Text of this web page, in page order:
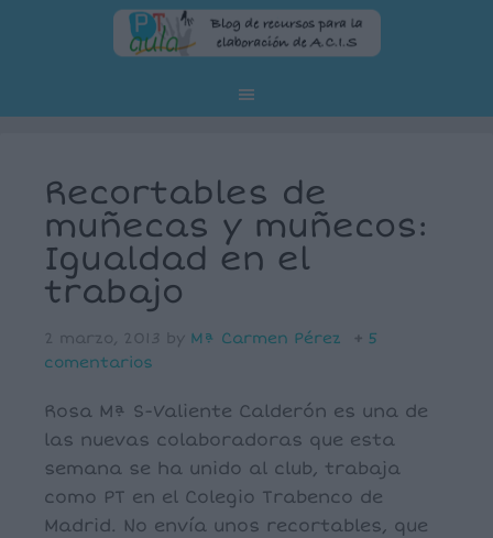
Recortables de
muñecas y muñecos:
Igualdad en el
trabajo
2 marzo, 2013 by Mª Carmen Pérez
5
comentarios
Rosa Mª S-Valiente Calderón es una de
las nuevas colaboradoras que esta
semana se ha unido al club, trabaja
como PT en el Colegio Trabenco de
Madrid. No envía unos recortables, que